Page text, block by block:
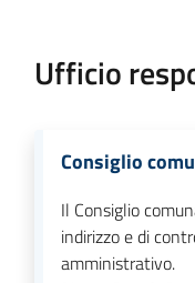
Ufficio
Consiglio
Il Consiglio
indirizzo e di
amministrativo.